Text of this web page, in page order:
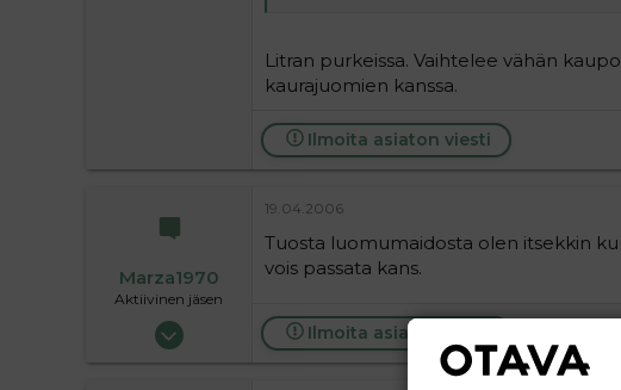
Litran purkeissa. Vaihtelee vähän
kaurajuomien kanssa.
Ilmoita asiaton viesti
Marza1970
Aktiivinen jäsen
22.04.2005
19.04.2006
Tuosta luomumaidosta olen itsekkin
vois passata kans.
Ilmoita asiaton viesti